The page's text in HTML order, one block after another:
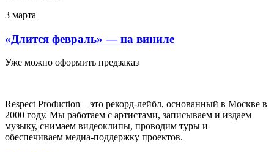
3 марта
«Длится февраль» — на виниле
Уже можно оформить предзаказ
Respect Production – это рекорд-лейбл, основанный в Москве в
2000 году. Мы работаем с артистами, записываем и издаем
музыку, снимаем видеоклипы, проводим туры и
обеспечиваем медиа-поддержку проектов.